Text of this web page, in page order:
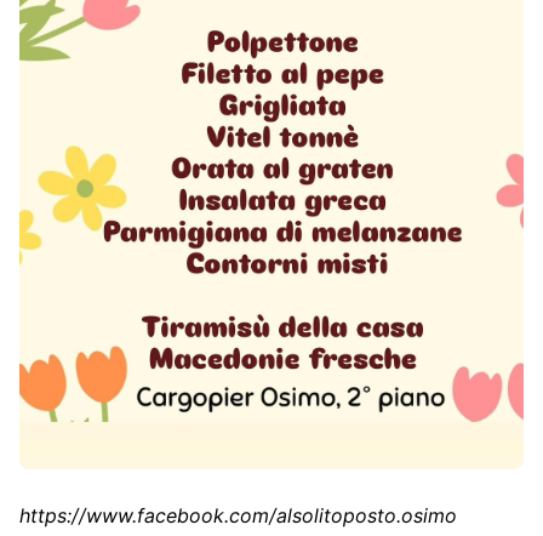
https://www.facebook.com/alsolitoposto.osimo